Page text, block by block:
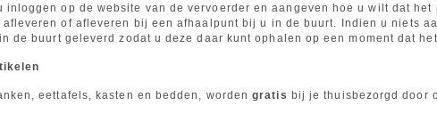
inloggen op de website van de vervoerder en aangeven hoe u wilt dat
of afleveren bij een afhaalpunt bij u in de buurt. Indien u niets
de buurt geleverd zodat u deze daar kunt ophalen op een moment dat
eettafels, kasten en bedden, wordengratis bij je thuisbezorgd door